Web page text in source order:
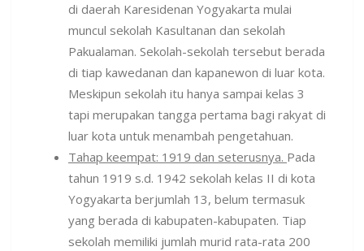
di daerah Karesidenan Yogyakarta mulai
muncul sekolah Kasultanan dan sekolah
Pakualaman. Sekolah-sekolah tersebut berada
di tiap kawedanan dan kapanewon di luar kota.
Meskipun sekolah itu hanya sampai kelas 3
tapi merupakan tangga pertama bagi rakyat di
luar kota untuk menambah pengetahuan.
Tahap keempat: 1919 dan seterusnya. Pada
tahun 1919 s.d. 1942 sekolah kelas II di kota
Yogyakarta berjumlah 13, belum termasuk
yang berada di kabupaten-kabupaten. Tiap
sekolah memiliki jumlah murid rata-rata 200